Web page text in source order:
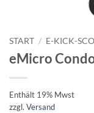
START / E-KICK-
eMicro
Enthält 19% Mwst
zzgl. Versand